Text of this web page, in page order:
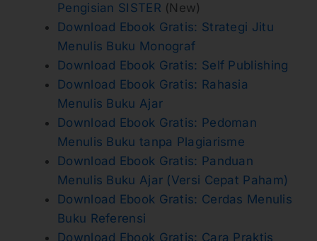
Pengisian SISTER (New)
Download Ebook Gratis: Strategi Jitu
Menulis Buku Monograf
Download Ebook Gratis: Self Publishing
Download Ebook Gratis: Rahasia
Menulis Buku Ajar
Download Ebook Gratis: Pedoman
Menulis Buku tanpa Plagiarisme
Download Ebook Gratis: Panduan
Menulis Buku Ajar (Versi Cepat Paham)
Download Ebook Gratis: Cerdas Menulis
Buku Referensi
Download Ebook Gratis: Cara Praktis